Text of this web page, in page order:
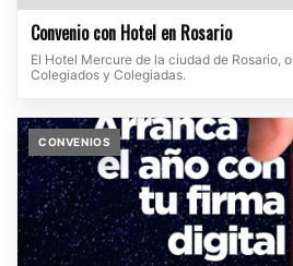
Convenio con Hotel en Rosario
El Hotel Mercure de la ciudad de Rosario,
Colegiados y Colegiadas.
CONVENIOS